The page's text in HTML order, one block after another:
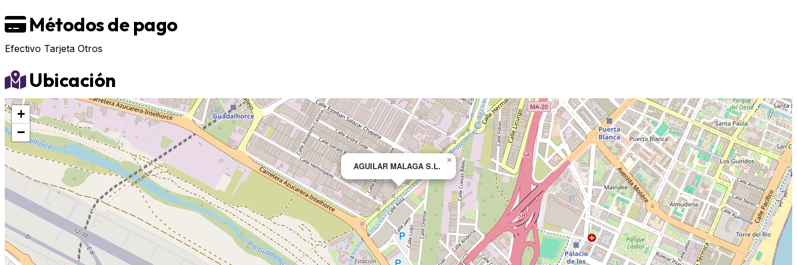
Métodos de pago
Efectivo Tarjeta Otros
Ubicación
AGUILAR MALAGA S.L.
×
+
−